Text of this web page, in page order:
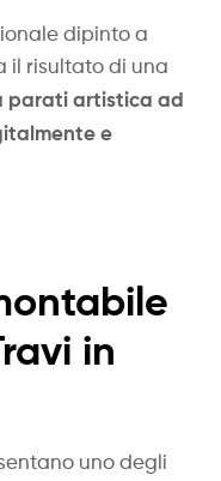
dipinto a
il risultato di una
parati artistica ad
e
in
uno degli